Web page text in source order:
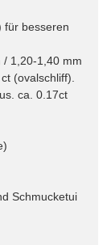
für besseren
/ 1,20-1,40 mm
(ovalschliff).
ca. 0.17ct
Schmucketui